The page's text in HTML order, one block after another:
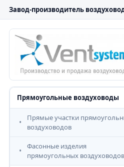
Завод-производитель
Прямоугольные воздуховоды
Прямые участки
воздуховодов
Фасонные изделия
прямоугольных воздуховодов